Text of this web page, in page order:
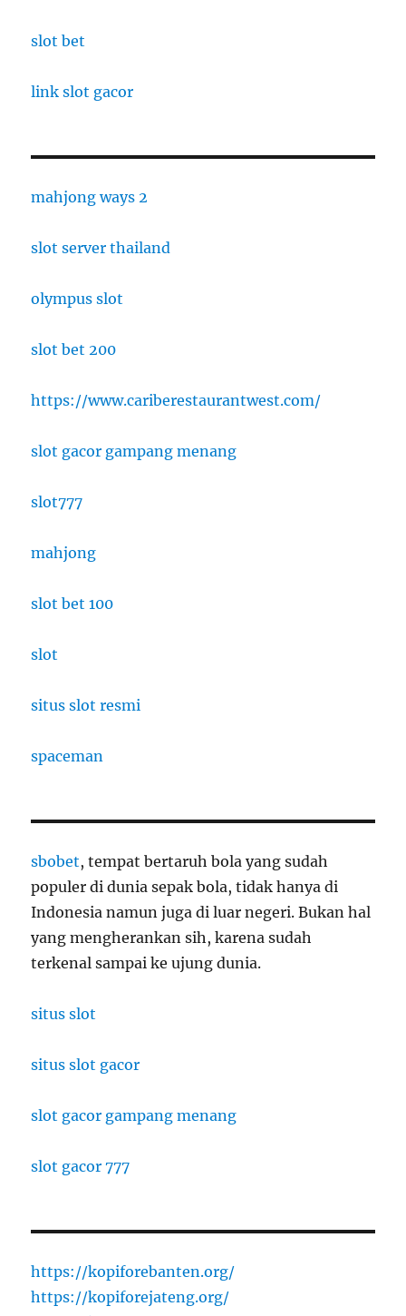
slot bet
link slot gacor
mahjong ways 2
slot server thailand
olympus slot
slot bet 200
https://www.cariberestaurantwest.com/
slot gacor gampang menang
slot777
mahjong
slot bet 100
slot
situs slot resmi
spaceman
sbobet, tempat bertaruh bola yang sudah
populer di dunia sepak bola, tidak hanya di
Indonesia namun juga di luar negeri. Bukan hal
yang mengherankan sih, karena sudah
terkenal sampai ke ujung dunia.
situs slot
situs slot gacor
slot gacor gampang menang
slot gacor 777
https://kopiforebanten.org/
https://kopiforejateng.org/